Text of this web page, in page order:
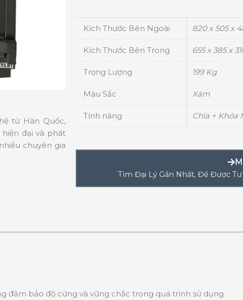
từ Hàn Quốc,
đại và phát
chuyên gia
Kích Thước Bên Ngoài 820 x 505 x
Kích Thước Bên Trong 655 x 385 x
Trọng Lượng 199 Kg
Màu Sắc Xám
Tính năng Chìa + Khóa
Tìm Đại Lý Gần Nhất, Để Được
đảm bảo độ cứng và vững chắc trong quá trình sử dụng.